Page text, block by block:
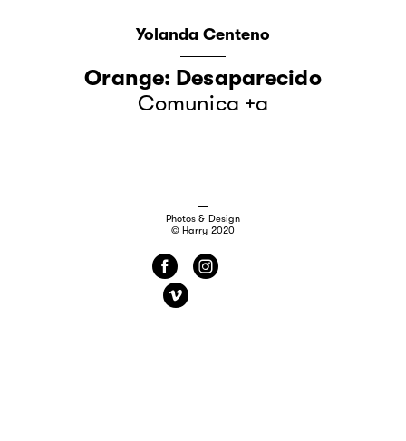
Yolanda Centeno
Orange: Desaparecido
Comunica +a
Photos & Design
© Harry 2020
f
i
v